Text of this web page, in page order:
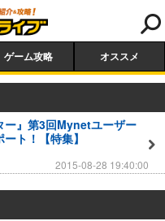
ゲーム攻略 オススメ
ー』第3回Mynetユーザー
ト！【特集】
2015-08-28 19:40:00